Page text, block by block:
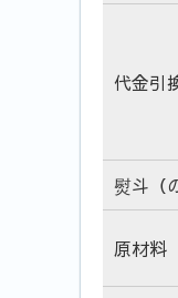
代金引
熨斗（
原材料